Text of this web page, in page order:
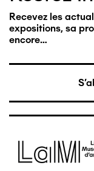
Recevez les
expositions, sa
encore…
Image